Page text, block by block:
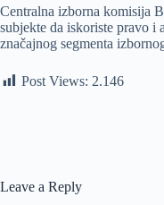
Centralna izborna komisija
subjekte da iskoriste pravo i
značajnog segmenta
Post Views: 2.146
Leave a Reply